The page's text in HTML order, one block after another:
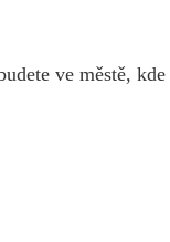
ve městě,